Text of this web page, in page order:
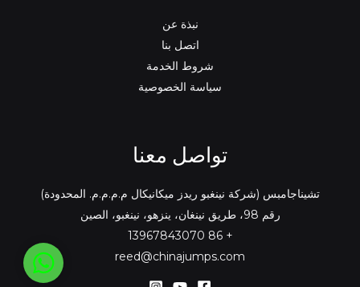
نبذة عن
اتصل بنا
شروط الخدمة
سياسة الخصوصية
تواصل معنا
تشيناجامبس (شركة نينغبو ريدز ميكانيكال م.م.م.م. المحدودة)
رقم 98، طريق نينغان، ينزهو، نينغبو، الصين
+ 86 13967843070
reed@chinajumps.com
واتساب